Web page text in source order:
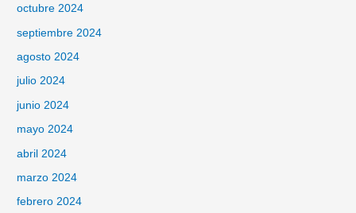
octubre 2024
septiembre 2024
agosto 2024
julio 2024
junio 2024
mayo 2024
abril 2024
marzo 2024
febrero 2024